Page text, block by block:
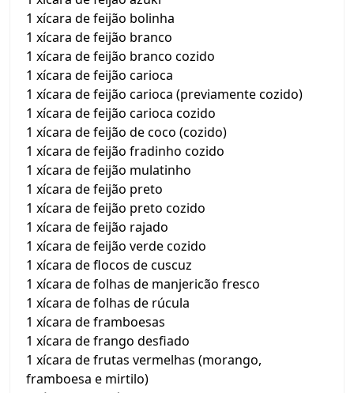
1 xícara de feijão bolinha
1 xícara de feijão branco
1 xícara de feijão branco cozido
1 xícara de feijão carioca
1 xícara de feijão carioca (previamente cozido)
1 xícara de feijão carioca cozido
1 xícara de feijão de coco (cozido)
1 xícara de feijão fradinho cozido
1 xícara de feijão mulatinho
1 xícara de feijão preto
1 xícara de feijão preto cozido
1 xícara de feijão rajado
1 xícara de feijão verde cozido
1 xícara de flocos de cuscuz
1 xícara de folhas de manjericão fresco
1 xícara de folhas de rúcula
1 xícara de framboesas
1 xícara de frango desfiado
1 xícara de frutas vermelhas (morango,
framboesa e mirtilo)